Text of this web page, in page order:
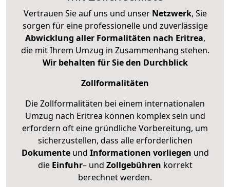
Vertrauen Sie auf uns und unser Netzwerk, Sie
sorgen für eine professionelle und zuverlässige
Abwicklung aller Formalitäten nach Eritrea,
die mit Ihrem Umzug in Zusammenhang stehen.
Wir behalten für Sie den Durchblick
Zollformalitäten
Die Zollformalitäten bei einem internationalen
Umzug nach Eritrea können komplex sein und
erfordern oft eine gründliche Vorbereitung, um
sicherzustellen, dass alle erforderlichen
Dokumenteund Informationen vorliegen und
die Einfuhr– und Zollgebühren korrekt
berechnet werden.